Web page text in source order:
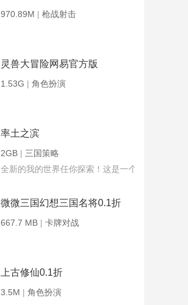
970.89M | 枪战射击
灵兽大冒险网易官方版
1.53G | 角色扮演
率土之滨
2GB | 三国策略
全新的我的世界任你探索！这是一个小提示字段。
微微三国幻想三国名将0.1折
667.7 MB | 卡牌对战
上古修仙0.1折
3.5M | 角色扮演